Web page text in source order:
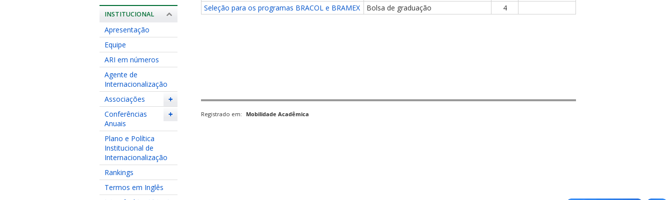
INSTITUCIONAL
Apresentação
Equipe
ARI em números
Agente de
Internacionalização
+
Associações
+
Conferências
Anuais
Plano e Política
Institucional de
Internacionalização
Rankings
Termos em Inglês
Seleção para os programas BRACOL e BRAMEX Bolsa de graduação 4
Registrado em: Mobilidade Acadêmica